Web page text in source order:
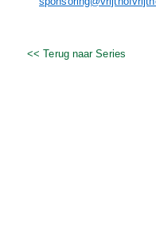
<< Terug naar Series